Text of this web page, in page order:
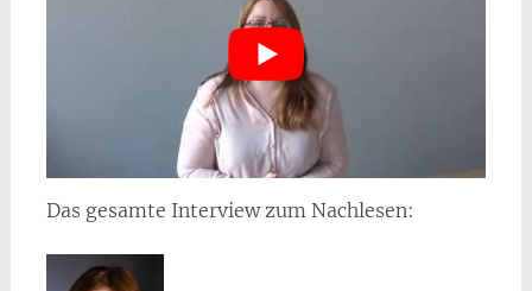
Das gesamte Interview zum Nachlesen: